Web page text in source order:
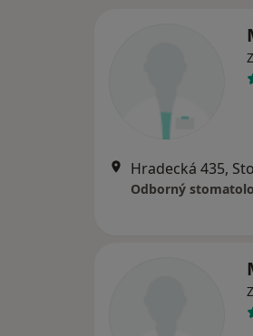
Hradecká 435,
Odborný